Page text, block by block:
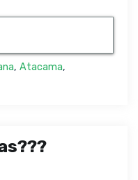
, Atacama,